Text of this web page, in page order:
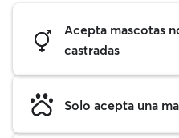
Acepta mascotas
castradas
Solo acepta una